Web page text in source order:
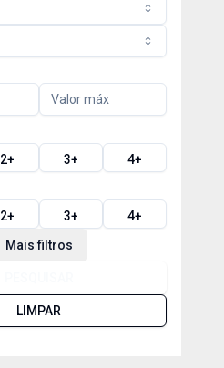
2+ 3+ 4+
2+ 3+ 4+
Mais filtros
LIMPAR